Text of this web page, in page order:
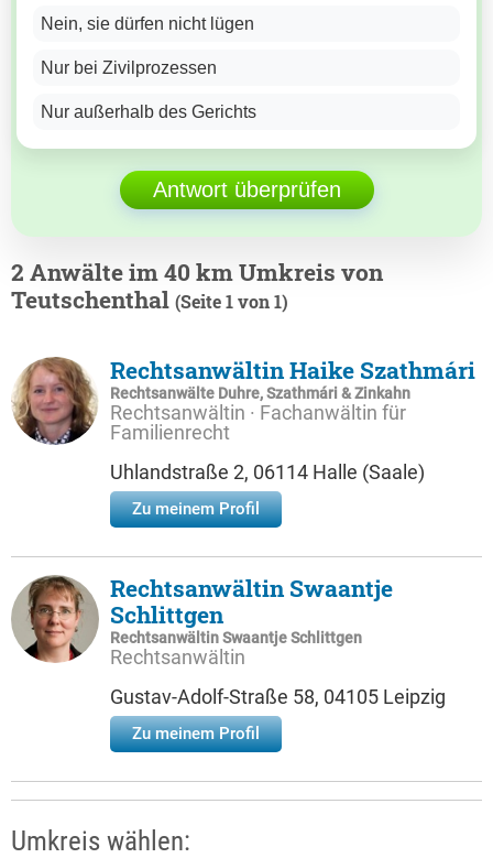
Nein, sie dürfen nicht lügen
Nur bei Zivilprozessen
Nur außerhalb des Gerichts
Antwort überprüfen
2 Anwälte im 40 km Umkreis von
Teutschenthal (Seite 1 von 1)
Rechtsanwältin Haike Szathmári
Rechtsanwälte Duhre, Szathmári & Zinkahn
Rechtsanwältin · Fachanwältin für
Familienrecht
Uhlandstraße 2, 06114 Halle (Saale)
Zu meinem Profil
Rechtsanwältin Swaantje
Schlittgen
Rechtsanwältin Swaantje Schlittgen
Rechtsanwältin
Gustav-Adolf-Straße 58, 04105 Leipzig
Zu meinem Profil
Umkreis wählen: